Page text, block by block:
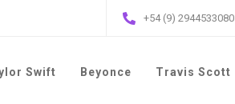
+54 (9) 2944533080
Swift Beyonce Travis Scott